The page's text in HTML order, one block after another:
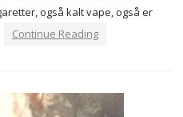
også kalt vape, også er
Continue Reading